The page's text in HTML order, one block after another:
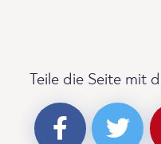
Teile die Seite mit